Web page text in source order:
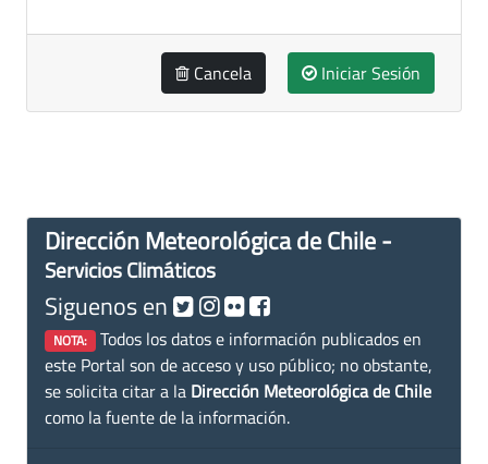
Cancela Iniciar Sesión
Dirección Meteorológica de Chile -
Servicios Climáticos
Siguenos en
NOTA: Todos los datos e información publicados en
este Portal son de acceso y uso público; no obstante,
se solicita citar a la Dirección Meteorológica de Chile
como la fuente de la información.